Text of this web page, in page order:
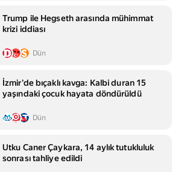
Trump ile Hegseth arasında mühimmat
krizi iddiası
Dün
İzmir'de bıçaklı kavga: Kalbi duran 15
yaşındaki çocuk hayata döndürüldü
Dün
Utku Caner Çaykara, 14 aylık tutukluluk
sonrası tahliye edildi